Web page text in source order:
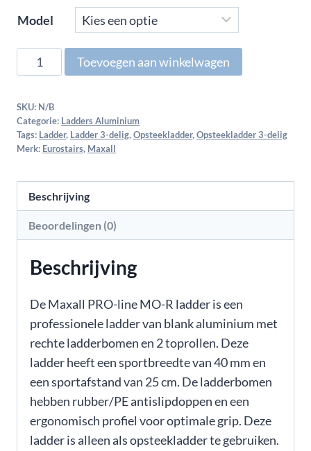
Model
Toevoegen aan winkelwagen
SKU: N/B
Categorie: Ladders Aluminium
Tags: Ladder, Ladder 3-delig, Opsteekladder, Opsteekladder 3-delig
Merk: Eurostairs, Maxall
Beschrijving
Beoordelingen (0)
Beschrijving
De Maxall PRO-line MO-R ladder is een
professionele ladder van blank aluminium met
rechte ladderbomen en 2 toprollen. Deze
ladder heeft een sportbreedte van 40 mm en
een sportafstand van 25 cm. De ladderbomen
hebben rubber/PE antislipdoppen en een
ergonomisch profiel voor optimale grip. Deze
ladder is alleen als opsteekladder te gebruiken.